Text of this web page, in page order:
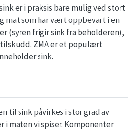
er i praksis bare mulig ved stort
mat som har vært oppbevart i en
(syren frigir sink fra beholderen),
ZMA er et populært
sink.
til sink påvirkes i stor grad av
i maten vi spiser. Komponenter